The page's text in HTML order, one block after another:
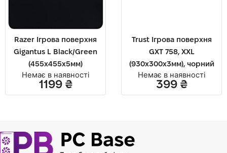
Razer Ігрова поверхня
Gigantus L Black/Green
(455х455х5мм)
Немає в наявності
1199 ₴
Trust Ігрова поверхня
GXT 758, XXL
(930x300x3мм), чорний
Немає в наявності
399 ₴